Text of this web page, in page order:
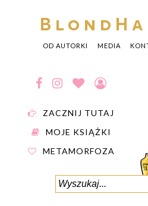
OD AUTORKI MEDIA
ZACZNIJ TUTAJ
MOJE KSIĄŻKI
METAMORFOZA